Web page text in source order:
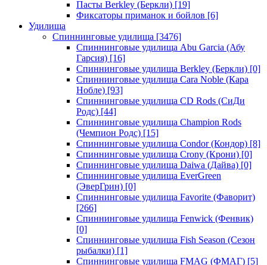
Пасты Berkley (Беркли) [19]
Фиксаторы приманок и бойлов [6]
Удилища
Спиннинговые удилища [3476]
Спиннинговые удилища Abu Garcia (Абу
Гарсия) [16]
Спиннинговые удилища Berkley (Беркли) [0]
Спиннинговые удилища Cara Noble (Кара
Нобле) [93]
Спиннинговые удилища CD Rods (СиДи
Родс) [44]
Спиннинговые удилища Champion Rods
(Чемпион Родс) [15]
Спиннинговые удилища Condor (Кондор) [8]
Спиннинговые удилища Crony (Крони) [0]
Спиннинговые удилища Daiwa (Дайва) [0]
Спиннинговые удилища EverGreen
(ЭверГрин) [0]
Спиннинговые удилища Favorite (Фаворит)
[266]
Спиннинговые удилища Fenwick (Фенвик)
[0]
Спиннинговые удилища Fish Season (Сезон
рыбалки) [1]
Спиннинговые удилища FMAG (ФМАГ) [5]